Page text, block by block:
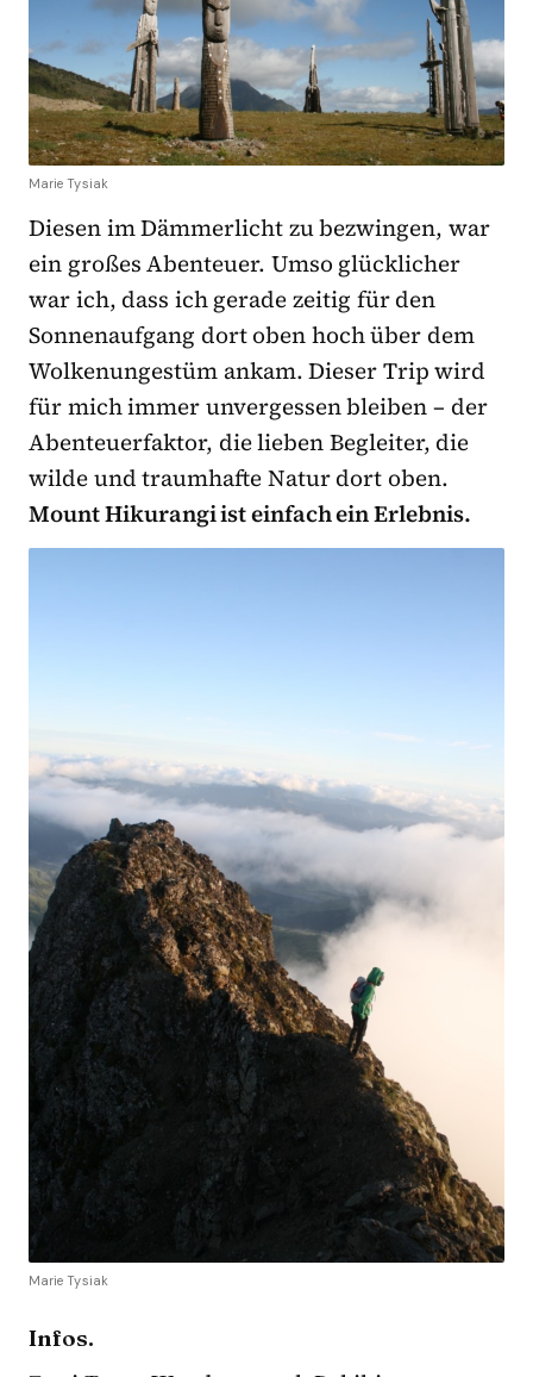
Marie Tysiak
Diesen im Dämmerlicht zu bezwingen, war
ein großes Abenteuer. Umso glücklicher
war ich, dass ich gerade zeitig für den
Sonnenaufgang dort oben hoch über dem
Wolkenungestüm ankam. Dieser Trip wird
für mich immer unvergessen bleiben – der
Abenteuerfaktor, die lieben Begleiter, die
wilde und traumhafte Natur dort oben.
Mount Hikurangi ist einfach ein Erlebnis.
Marie Tysiak
Infos.